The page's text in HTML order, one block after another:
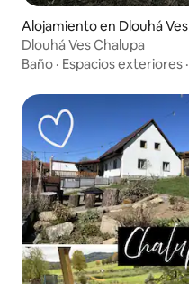
Alojamiento en Dlouhá Ves
Dlouhá Ves Chalupa
Baño · Espacios exteriores ·